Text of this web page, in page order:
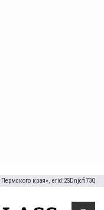
края», erid:2SDnjcfi73Q